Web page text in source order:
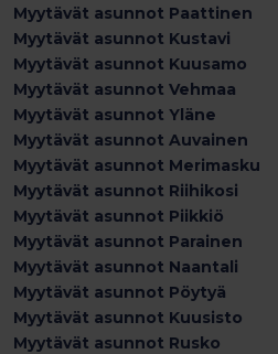
Myytävät asunnot Paattinen
Myytävät asunnot Kustavi
Myytävät asunnot Kuusamo
Myytävät asunnot Vehmaa
Myytävät asunnot Yläne
Myytävät asunnot Auvainen
Myytävät asunnot Merimasku
Myytävät asunnot Riihikosi
Myytävät asunnot Piikkiö
Myytävät asunnot Parainen
Myytävät asunnot Naantali
Myytävät asunnot Pöytyä
Myytävät asunnot Kuusisto
Myytävät asunnot Rusko